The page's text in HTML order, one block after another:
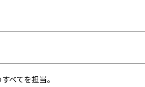
べてを担当。